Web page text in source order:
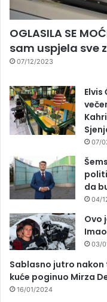
OGLASILA SE
sam uspjela sve
07/12/2023
07/
da
04/
Ovo
03/
Sablasno jutro nakon
kuće poginuo Mirza
16/01/2024